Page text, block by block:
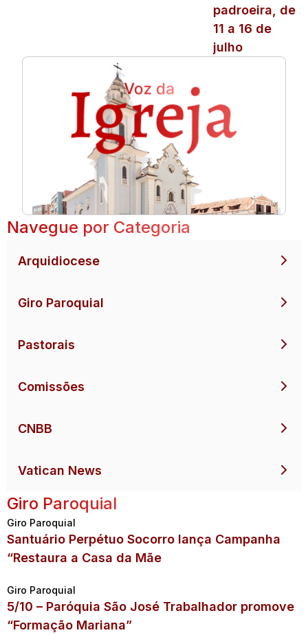
padroeira, de
11 a 16 de
julho
Navegue por Categoria
Arquidiocese
Giro Paroquial
Pastorais
Comissões
CNBB
Vatican News
Giro Paroquial
Giro Paroquial
Santuário Perpétuo Socorro lança Campanha
“Restaura a Casa da Mãe
Giro Paroquial
5/10 – Paróquia São José Trabalhador promove
“Formação Mariana”